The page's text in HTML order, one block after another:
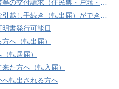
請求（住民票・戸籍・国民年金関係）
し手続き（転出届）ができます
書発行可能日
へ（転出届）
転居届）
た方へ（転入届）
転出される方へ